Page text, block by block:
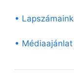
• Lapszámaink
• Médiaajánlat